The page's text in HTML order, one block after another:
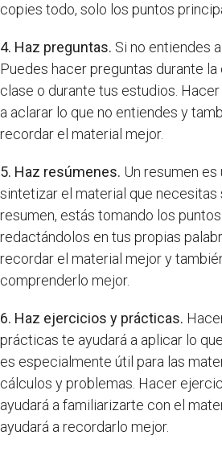
copies todo, solo los puntos
4. Haz preguntas. Si no entiendes
Puedes hacer preguntas durante
clase o durante tus estudios.
a aclarar lo que no entiendes y
recordar el material mejor.
5. Haz resúmenes. Un resumen es
sintetizar el material que necesitas
resumen, estás tomando los
redactándolos en tus propias
recordar el material mejor y
comprenderlo mejor.
6. Haz ejercicios y prácticas.
prácticas te ayudará a aplicar lo
es especialmente útil para las
cálculos y problemas. Hacer
ayudará a familiarizarte con el
ayudará a recordarlo mejor.